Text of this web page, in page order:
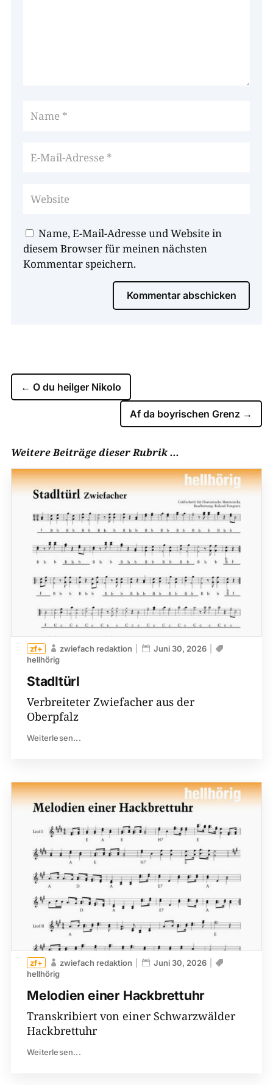
Name, E-Mail-Adresse und Website in
diesem Browser für meinen nächsten
Kommentar speichern.
Kommentar abschicken
← O du heilger Nikolo
Af da boyrischen Grenz →
Weitere Beiträge dieser Rubrik ...
Stadltürl
zwiefach redaktion
Juni 30, 2026
hellhörig
Verbreiteter Zwiefacher aus der
Oberpfalz
Weiterlesen...
Melodien einer Hackbrettuhr
zwiefach redaktion
Juni 30, 2026
hellhörig
Transkribiert von einer Schwarzwälder
Hackbrettuhr
Weiterlesen...